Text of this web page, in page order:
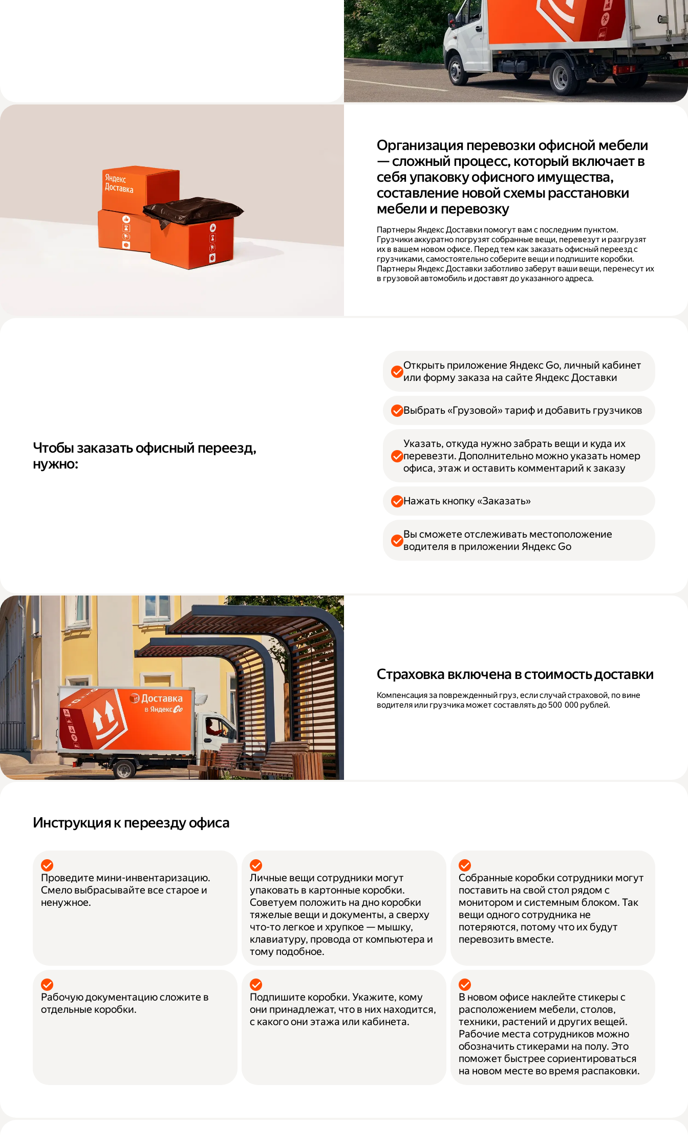
Организация перевозки офисной мебели
— сложный процесс, который включает в
себя упаковку офисного имущества,
составление новой схемы расстановки
мебели и перевозку
Партнеры Яндекс Доставки помогут вам с последним пунктом.
Грузчики аккуратно погрузят собранные вещи, перевезут и разгрузят
их в вашем новом офисе. Перед тем как заказать офисный переезд с
грузчиками, самостоятельно соберите вещи и подпишите коробки.
Партнеры Яндекс Доставки заботливо заберут ваши вещи, перенесут их
в грузовой автомобиль и доставят до указанного адреса.
Чтобы заказать офисный переезд,
нужно:
Открыть приложение Яндекс Go, личный кабинет
или форму заказа на сайте Яндекс Доставки
Выбрать «Грузовой» тариф и добавить грузчиков
Указать, откуда нужно забрать вещи и куда их
перевезти. Дополнительно можно указать номер
офиса, этаж и оставить комментарий к заказу
Нажать кнопку «Заказать»
Вы сможете отслеживать местоположение
водителя в приложении Яндекс Go
Страховка включена в стоимость доставки
Компенсация за поврежденный груз, если случай страховой, по вине
водителя или грузчика может составлять до 500 000 рублей.
Инструкция к переезду офиса
Проведите мини-инвентаризацию.
Смело выбрасывайте все старое и
ненужное.
Личные вещи сотрудники могут
упаковать в картонные коробки.
Советуем положить на дно коробки
тяжелые вещи и документы, а сверху
что-то легкое и хрупкое — мышку,
клавиатуру, провода от компьютера и
тому подобное.
Собранные коробки сотрудники могут
поставить на свой стол рядом с
монитором и системным блоком. Так
вещи одного сотрудника не
потеряются, потому что их будут
перевозить вместе.
Рабочую документацию сложите в
отдельные коробки.
Подпишите коробки. Укажите, кому
они принадлежат, что в них находится,
с какого они этажа или кабинета.
В новом офисе наклейте стикеры с
расположением мебели, столов,
техники, растений и других вещей.
Рабочие места сотрудников можно
обозначить стикерами на полу. Это
поможет быстрее сориентироваться
на новом месте во время распаковки.